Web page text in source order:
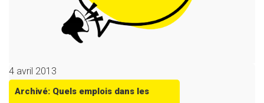
4 avril 2013
Archivé: Quels emplois dans les